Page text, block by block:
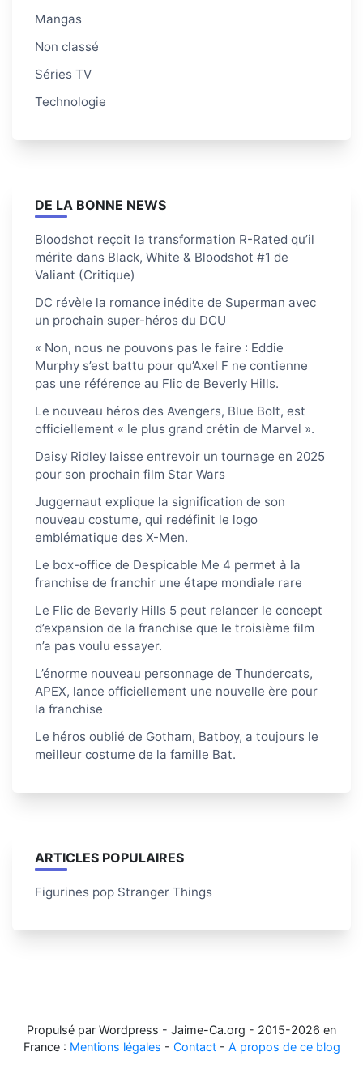
Mangas
Non classé
Séries TV
Technologie
DE LA BONNE NEWS
Bloodshot reçoit la transformation R-Rated qu’il
mérite dans Black, White & Bloodshot #1 de
Valiant (Critique)
DC révèle la romance inédite de Superman avec
un prochain super-héros du DCU
« Non, nous ne pouvons pas le faire : Eddie
Murphy s’est battu pour qu’Axel F ne contienne
pas une référence au Flic de Beverly Hills.
Le nouveau héros des Avengers, Blue Bolt, est
officiellement « le plus grand crétin de Marvel ».
Daisy Ridley laisse entrevoir un tournage en 2025
pour son prochain film Star Wars
Juggernaut explique la signification de son
nouveau costume, qui redéfinit le logo
emblématique des X-Men.
Le box-office de Despicable Me 4 permet à la
franchise de franchir une étape mondiale rare
Le Flic de Beverly Hills 5 peut relancer le concept
d’expansion de la franchise que le troisième film
n’a pas voulu essayer.
L’énorme nouveau personnage de Thundercats,
APEX, lance officiellement une nouvelle ère pour
la franchise
Le héros oublié de Gotham, Batboy, a toujours le
meilleur costume de la famille Bat.
ARTICLES POPULAIRES
Figurines pop Stranger Things
Propulsé par Wordpress - Jaime-Ca.org - 2015-2026 en
France : Mentions légales - Contact- A propos de ce blog